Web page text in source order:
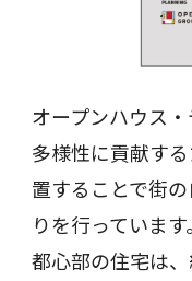
オープンハウス
多様性に貢献す
置することで街
りを行っています。
都心部の住宅は